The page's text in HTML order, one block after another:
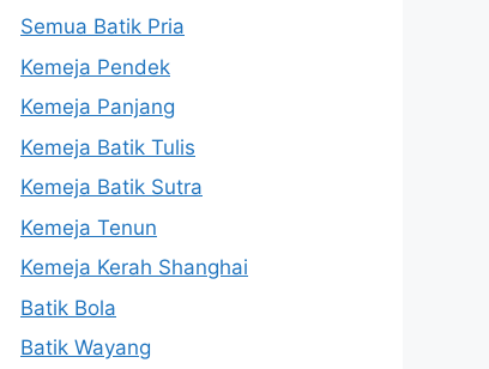
Semua Batik Pria
Kemeja Pendek
Kemeja Panjang
Kemeja Batik Tulis
Kemeja Batik Sutra
Kemeja Tenun
Kemeja Kerah Shanghai
Batik Bola
Batik Wayang